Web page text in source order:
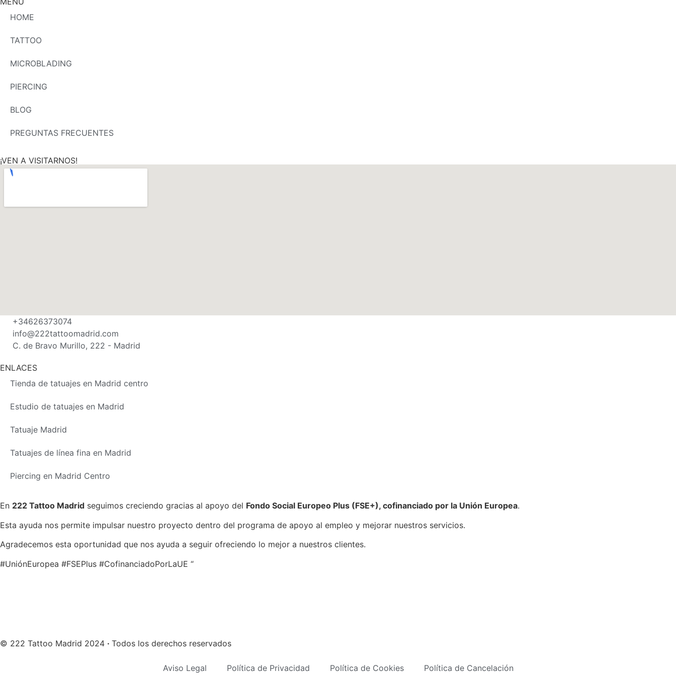
HOME
TATTOO
MICROBLADING
PIERCING
BLOG
PREGUNTAS FRECUENTES
¡VEN A VISITARNOS!
+34626373074
info@222tattoomadrid.com
C. de Bravo Murillo, 222 - Madrid
ENLACES
Tienda de tatuajes en Madrid centro
Estudio de tatuajes en Madrid
Tatuaje Madrid
Tatuajes de línea fina en Madrid
Piercing en Madrid Centro
En 222 Tattoo Madrid seguimos creciendo gracias al apoyo del Fondo Social Europeo Plus (FSE+), cofinanciado por la Unión Europea.
Esta ayuda nos permite impulsar nuestro proyecto dentro del programa de apoyo al empleo y mejorar nuestros servicios.
Agradecemos esta oportunidad que nos ayuda a seguir ofreciendo lo mejor a nuestros clientes.
#UniónEuropea #FSEPlus #CofinanciadoPorLaUE “
© 222 Tattoo Madrid 2024 · Todos los derechos reservados
Aviso Legal Política de Privacidad Política de Cookies Política de Cancelación